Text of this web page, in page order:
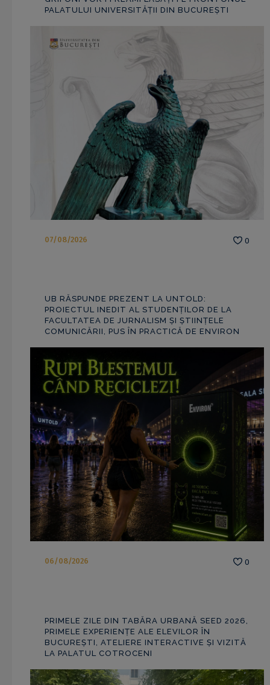
PALATULUI UNIVERSITĂȚII DIN BUCUREȘTI
07/08/2026 0
UB RĂSPUNDE PREZENT LA UNTOLD:
PROIECTUL INEDIT AL STUDENȚILOR DE LA
FACULTATEA DE JURNALISM ȘI ȘTIINȚELE
COMUNICĂRII, PUS ÎN PRACTICĂ DE ENVIRON
06/08/2026 0
PRIMELE ZILE DIN TABĂRA URBANĂ SEED 2026,
PRIMELE EXPERIENȚE ALE ELEVILOR ÎN
BUCUREȘTI, ATELIERE INTERACTIVE ȘI VIZITĂ
LA PALATUL COTROCENI